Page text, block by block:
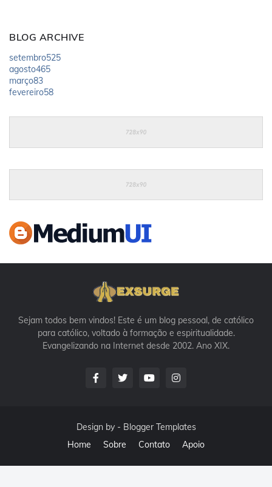
BLOG ARCHIVE
setembro525
agosto465
março83
fevereiro58
Sejam todos bem vindos! Este é um blog pessoal, de católico
para católico, voltado à formação e espiritualidade.
Evangelizando na Internet desde 2002. Ano XIX.
Design by - Blogger Templates
Home
Sobre Contato Apoio